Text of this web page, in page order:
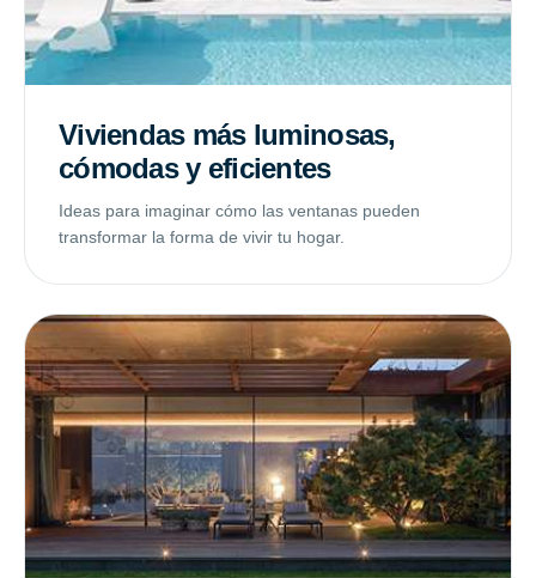
Viviendas más luminosas,
cómodas y eficientes
Ideas para imaginar cómo las ventanas pueden
transformar la forma de vivir tu hogar.